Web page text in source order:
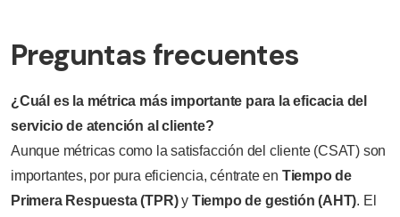
Preguntas frecuentes
¿Cuál es la métrica más importante para la eficacia del
servicio de atención al cliente?
Aunque métricas como la satisfacción del cliente (CSAT) son
importantes, por pura eficiencia, céntrate en Tiempo de
Primera Respuesta (TPR)y Tiempo de gestión (AHT). El